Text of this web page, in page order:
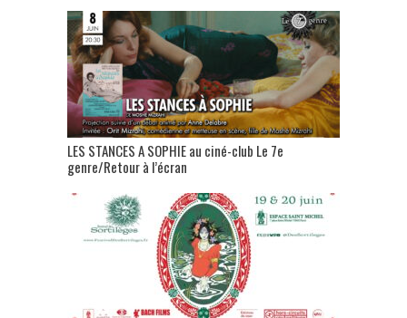
LES STANCES A SOPHIE au ciné-club Le 7e
genre/Retour à l’écran